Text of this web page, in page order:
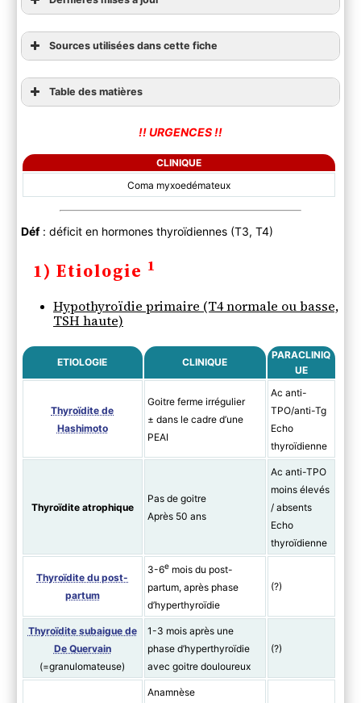
Sources utilisées dans cette fiche
Table des matières
Hypothyroïdie primaire (T4 normale ou basse,
TSH haute)
Insuffisance thyréotrope = Hypothyroïdie
secondaire (T4 basse, TSH basse)
2) Orientation diagnostique
A) Clinique
Clinique
C) Synthèse
3) Traitement symptomatique
!! URGENCES !!
CLINIQUE
Coma myxoedémateux
Déf: déficit en hormones thyroïdiennes (T3, T4)
1) Etiologie 1
Hypothyroïdie primaire (T4 normale ou basse,
TSH haute)
ETIOLOGIE CLINIQUE
PARACLINIQ
UE
Thyroïdite de
Hashimoto
Goitre ferme irrégulier
± dans le cadre d’une
PEAI
Ac anti-
TPO/anti-Tg
Echo
thyroïdienne
Thyroïdite atrophique
Pas de goitre
Après 50 ans
Ac anti-TPO
moins élevés
/ absents
Echo
thyroïdienne
Thyroïdite du post-
partum
3-6e mois du post-
partum, après phase
d’hyperthyroïdie
(?)
Thyroïdite subaigue de
De Quervain
(=granulomateuse)
1-3 mois après une
phase d’hyperthyroïdie
avec goitre douloureux
(?)
Anamnèse